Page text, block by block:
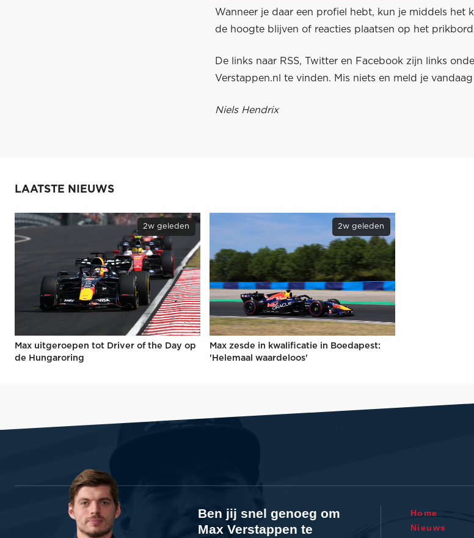
Wanneer je daar een profiel hebt, kun je middels het
de hoogte blijven of reacties plaatsen op het
De links naar RSS, Twitter en Facebook zijn links
Verstappen.nl te vinden. Mis niets en meld je
Niels Hendrix
LAATSTE NIEUWS
2w geleden
Max uitgeroepen tot Driver of the Day op
de Hungaroring
2w geleden
Max zesde in kwalificatie in Boedapest:
'Helemaal waardeloos'
Ben jij snel genoeg om
Max Verstappen te
Home
Nieuws